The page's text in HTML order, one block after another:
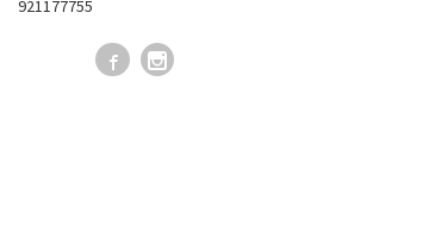
921177755